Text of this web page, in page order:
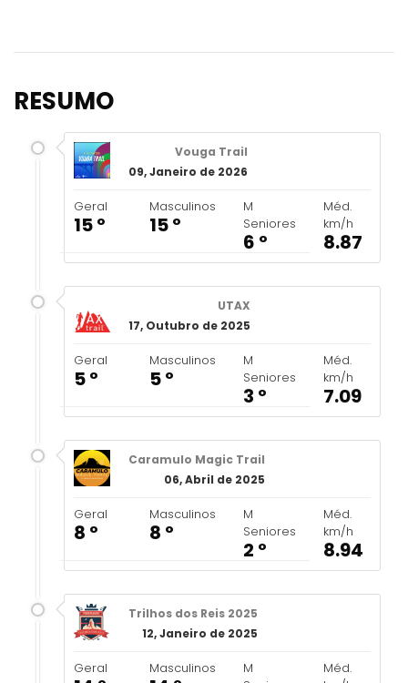
RESUMO
Vouga Trail
09, Janeiro de 2026
Geral
15 º
Masculinos
15 º
M
Seniores
6 º
Méd.
km/h
8.87
UTAX
17, Outubro de 2025
Geral
5 º
Masculinos
5 º
M
Seniores
3 º
Méd.
km/h
7.09
Caramulo Magic Trail
06, Abril de 2025
Geral
8 º
Masculinos
8 º
M
Seniores
2 º
Méd.
km/h
8.94
Trilhos dos Reis 2025
12, Janeiro de 2025
Geral Masculinos
M
Méd.